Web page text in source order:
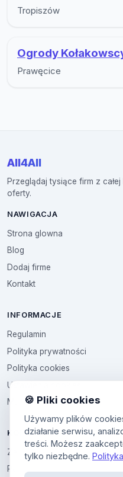
Tropiszów
Ogrody
Prawęcice
All4All
Przeglądaj tysiące firm z
oferty.
NAWIGACJA
Strona glowna
Blog
Dodaj firme
Kontakt
INFORMACJE
Regulamin
Polityka prywatności
Polityka cookies
Ustawienia cookies
Multikod
KONTO
Zaloguj sie
Panel uzytkownika
🍪 Pliki cookies
Używamy plików
działanie serwisu,
treści. Możesz
tylko niezbędne.